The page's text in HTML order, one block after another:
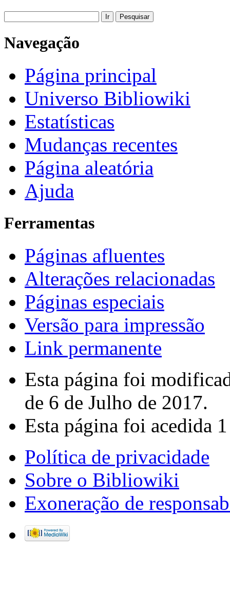
Navegação
Página principal
Universo Bibliowiki
Estatísticas
Mudanças recentes
Página aleatória
Ajuda
Ferramentas
Páginas afluentes
Alterações relacionadas
Páginas especiais
Versão para impressão
Link permanente
Esta página foi
de 6 de Julho de 2017.
Esta página foi acedida
Política de privacidade
Sobre o Bibliowiki
Exoneração de